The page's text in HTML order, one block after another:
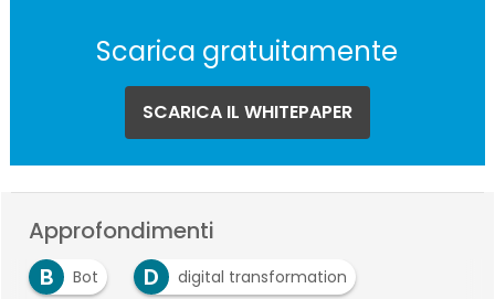
Scarica gratuitamente
SCARICA IL WHITEPAPER
Approfondimenti
B
Bot D digital transformation